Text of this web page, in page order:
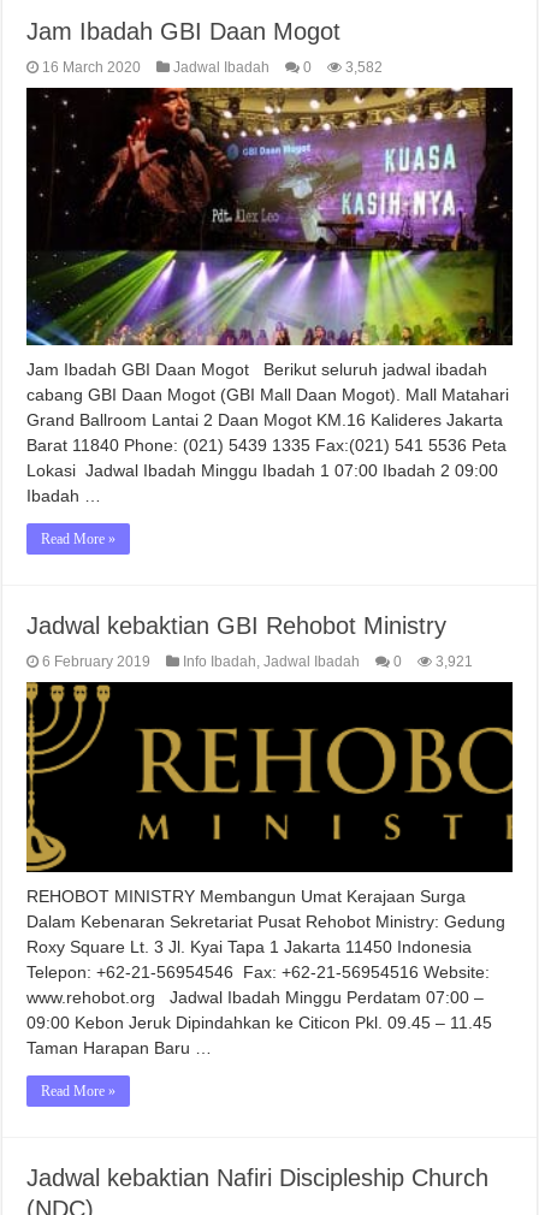
Jam Ibadah GBI Daan Mogot
16 March 2020 Jadwal Ibadah 0 3,582
Jam Ibadah GBI Daan Mogot Berikut seluruh jadwal ibadah
cabang GBI Daan Mogot (GBI Mall Daan Mogot). Mall Matahari
Grand Ballroom Lantai 2 Daan Mogot KM.16 Kalideres Jakarta
Barat 11840 Phone: (021) 5439 1335 Fax:(021) 541 5536 Peta
Lokasi Jadwal Ibadah Minggu Ibadah 1 07:00 Ibadah 2 09:00
Ibadah …
Read More »
Jadwal kebaktian GBI Rehobot Ministry
6 February 2019 Info Ibadah,Jadwal Ibadah 0 3,921
REHOBOT MINISTRY Membangun Umat Kerajaan Surga
Dalam Kebenaran Sekretariat Pusat Rehobot Ministry: Gedung
Roxy Square Lt. 3 Jl. Kyai Tapa 1 Jakarta 11450 Indonesia
Telepon: +62-21-56954546 Fax: +62-21-56954516 Website:
www.rehobot.org Jadwal Ibadah Minggu Perdatam 07:00 –
09:00 Kebon Jeruk Dipindahkan ke Citicon Pkl. 09.45 – 11.45
Taman Harapan Baru …
Read More »
Jadwal kebaktian Nafiri Discipleship Church
(NDC)